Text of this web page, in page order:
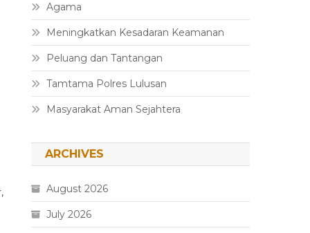
Agama
Meningkatkan Kesadaran Keamanan
Peluang dan Tantangan
Tamtama Polres Lulusan
Masyarakat Aman Sejahtera
ARCHIVES
August 2026
July 2026